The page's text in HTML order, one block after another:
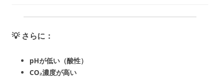
💡 さらに：
pHが低い（酸性）
CO₂濃度が高い